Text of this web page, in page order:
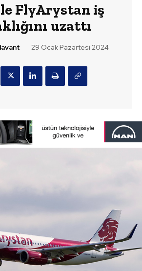
FlyArystan iş
uzattı
29 Ocak Pazartesi 2024